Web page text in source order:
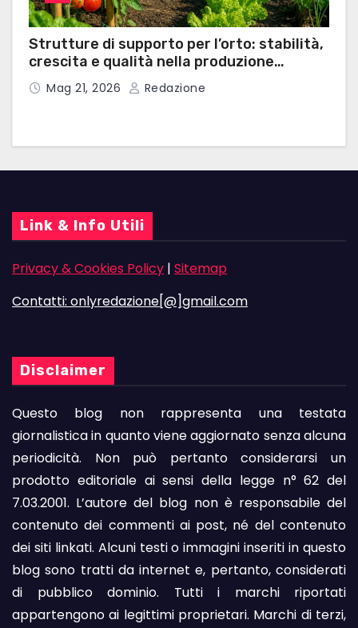
Strutture di supporto per l’orto: stabilità,
crescita e qualità nella produzione
domestica
Mag 21, 2026 Redazione
Link & Info Utili
Privacy & Cookies Policy | Sitemap
Contatti: onlyredazione[@]gmail.com
Disclaimer
Questo blog non rappresenta una testata
giornalistica in quanto viene aggiornato senza alcuna
periodicità. Non può pertanto considerarsi un
prodotto editoriale ai sensi della legge n° 62 del
7.03.2001. L’autore del blog non è responsabile del
contenuto dei commenti ai post, né del contenuto
dei siti linkati. Alcuni testi o immagini inseriti in questo
blog sono tratti da internet e, pertanto, considerati
di pubblico dominio. Tutti i marchi riportati
appartengono ai legittimi proprietari. Marchi di terzi,